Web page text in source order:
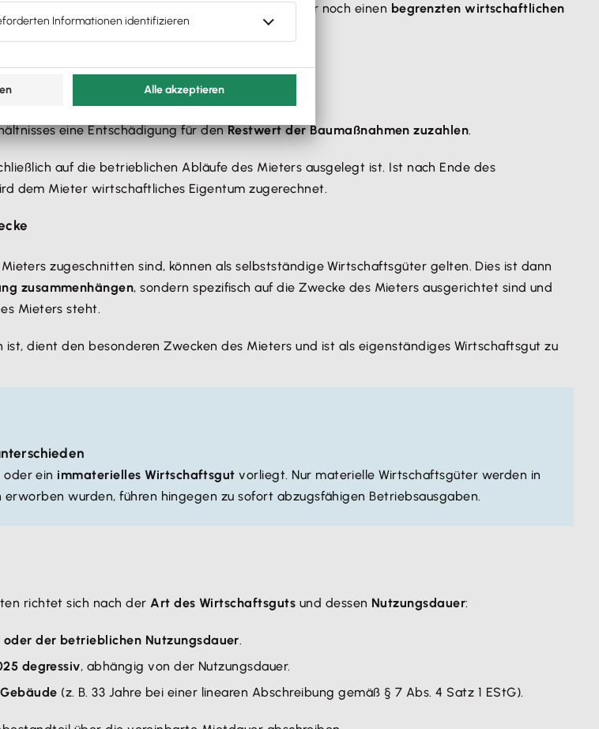
der Vermieter nach Ende des Mietvertrags nur noch einen begrenzten wirtschaftlichen
wirtschaftlich verbraucht.
eine Entschädigung für denRestwert der Baumaßnahmen zuzahlen.
auf die betrieblichen Abläufe des Mieters ausgelegt ist. Ist nach Ende des
dem Mieter wirtschaftliches Eigentum zugerechnet.
zugeschnitten sind, können als selbstständige Wirtschaftsgüter gelten. Dies ist dann
zusammenhängen, sondern spezifisch auf die Zwecke des Mieters ausgerichtet sind und
Mieters steht.
dient den besonderen Zwecken des Mieters und ist als eigenständiges Wirtschaftsgut zu
oder ein immaterielles Wirtschaftsgut vorliegt. Nur materielle Wirtschaftsgüter werden in
wurden, führen hingegen zu sofort abzugsfähigen Betriebsausgaben.
richtet sich nach derArt des Wirtschaftsguts und dessen Nutzungsdauer:
der betrieblichen Nutzungsdauer.
degressiv, abhängig von der Nutzungsdauer.
(z. B. 33 Jahre bei einer linearen Abschreibung gemäß § 7 Abs. 4 Satz 1 EStG).